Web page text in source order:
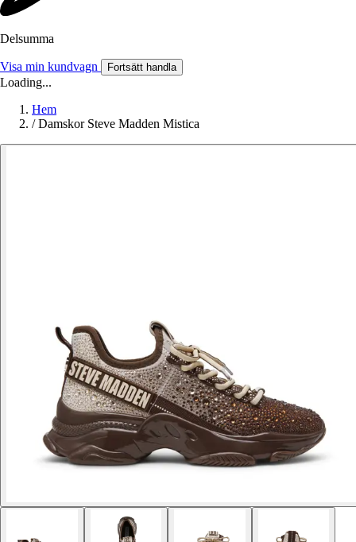
Delsumma
Visa min kundvagn Fortsätt handla
Loading...
Hem
/ Damskor Steve Madden Mistica